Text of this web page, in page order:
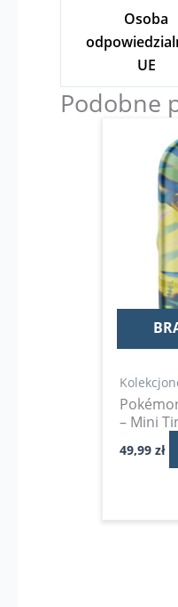
Osoba
UE
Podobne
– Mini
49,99zł